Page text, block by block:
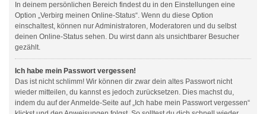
In deinem persönlichen Bereich findest du in den Einstellungen eine
Option „Verbirg meinen Online-Status“. Wenn du diese Option
einschaltest, können nur Administratoren, Moderatoren und du selbst
deinen Online-Status sehen. Du wirst dann als unsichtbarer Besucher
gezählt.
Ich habe mein Passwort vergessen!
Das ist nicht schlimm! Wir können dir zwar dein altes Passwort nicht
wieder mitteilen, du kannst es jedoch zurücksetzen. Dies machst du,
indem du auf der Anmelde-Seite auf „Ich habe mein Passwort vergessen“